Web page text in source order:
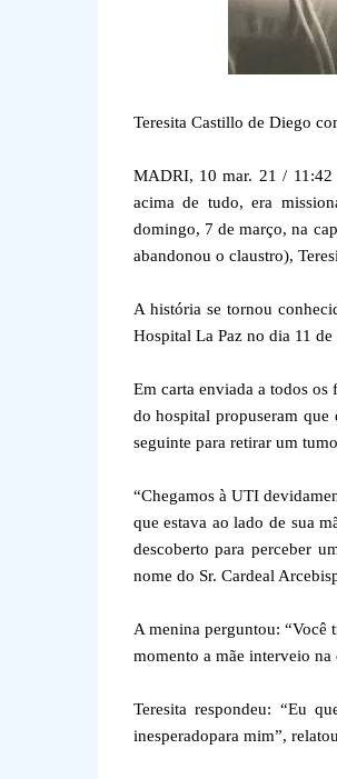
Teresita Castillo de Diego
MADRI, 10 mar. 21 / 11:42
acima de tudo, era
domingo, 7 de março, na
abandonou o claustro),
A história se tornou
Hospital La Paz no dia 11
Em carta enviada a todos
do hospital propuseram que
seguinte para retirar um
“Chegamos à UTI
que estava ao lado de sua
descoberto para perceber
nome do Sr. Cardeal
A menina perguntou: “Você
momento a mãe interveio
Teresita respondeu: “Eu
inesperadopara mim”,